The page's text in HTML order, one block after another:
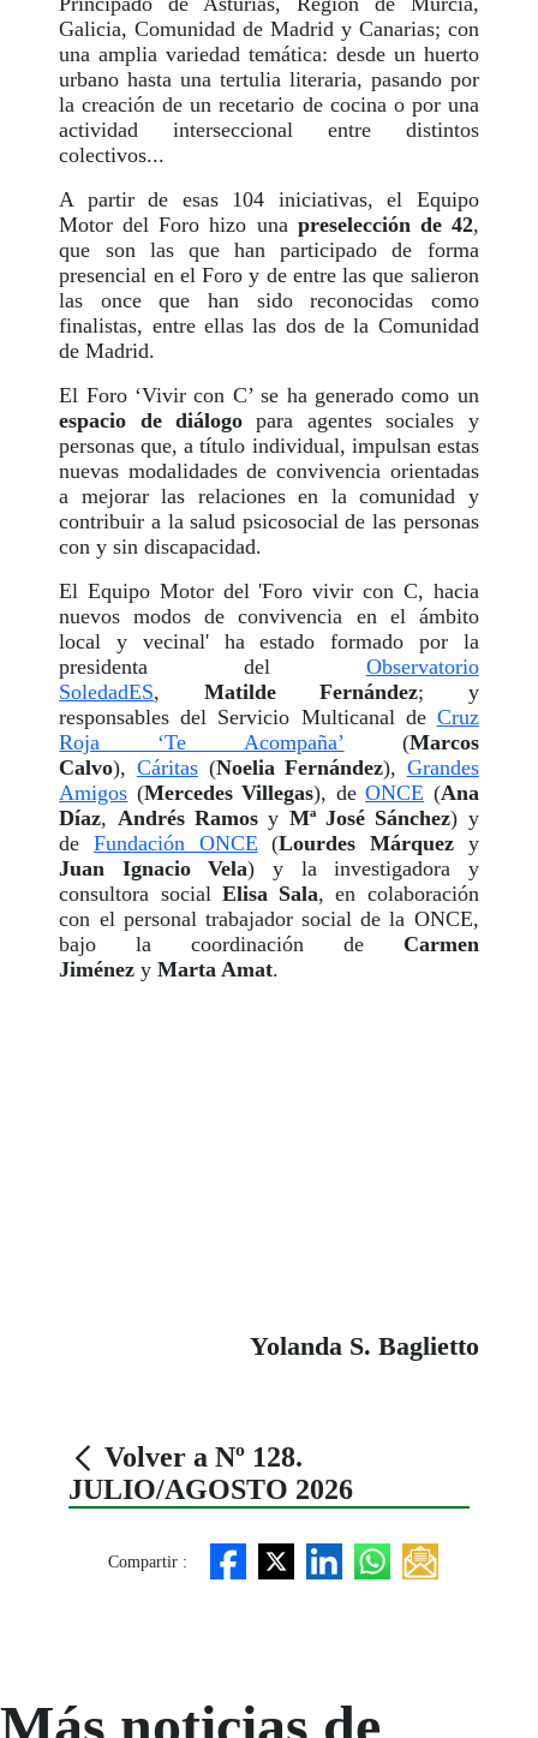
Galicia, Comunidad de Madrid y Canarias; con
una amplia variedad temática: desde un huerto
urbano hasta una tertulia literaria, pasando por
la creación de un recetario de cocina o por una
actividad interseccional entre distintos
colectivos...
A partir de esas 104 iniciativas, el Equipo
Motor del Foro hizo una preselección de 42,
que son las que han participado de forma
presencial en el Foro y de entre las que salieron
las once que han sido reconocidas como
finalistas, entre ellas las dos de la Comunidad
de Madrid.
El Foro ‘Vivir con C’ se ha generado como un
espacio de diálogo para agentes sociales y
personas que, a título individual, impulsan estas
nuevas modalidades de convivencia orientadas
a mejorar las relaciones en la comunidad y
contribuir a la salud psicosocial de las personas
con y sin discapacidad.
El Equipo Motor del 'Foro vivir con C, hacia
nuevos modos de convivencia en el ámbito
local y vecinal' ha estado formado por la
presidenta del Observatorio
SoledadES, Matilde Fernández; y
responsables del Servicio Multicanal de Cruz
Roja ‘Te Acompaña’ (Marcos
Calvo), Cáritas(Noelia Fernández), Grandes
Amigos (Mercedes Villegas), deONCE (Ana
Díaz, Andrés Ramos y Mª José Sánchez) y
de Fundación ONCE (Lourdes Márquez y
Juan Ignacio Vela) y la investigadora y
consultora social Elisa Sala, en colaboración
con el personal trabajador social de la ONCE,
bajo la coordinación de Carmen
Jiménez yMarta Amat.
Yolanda S. Baglietto
Volver a Nº 128.
JULIO/AGOSTO 2026
Compartir :